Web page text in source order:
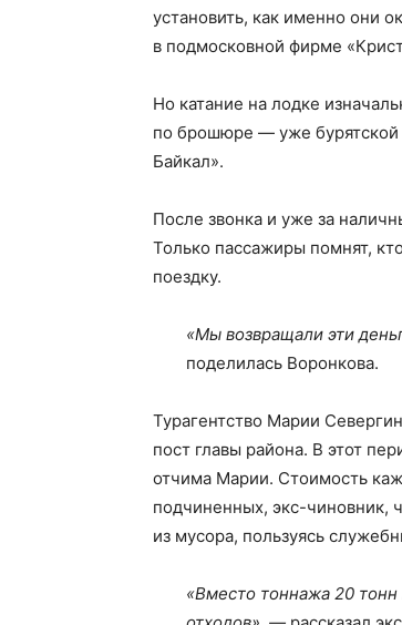
установить, как именно они
в подмосковной фирме
Но катание на лодке
по брошюре — уже бурятской
Байкал».
После звонка и уже за
Только пассажиры помнят,
поездку.
«Мы возвращали эти
поделилась Воронкова.
Турагентство Марии
пост главы района. В этот
отчима Марии. Стоимость
подчиненных, экс-чиновник,
из мусора, пользуясь
«Вместо тоннажа 20